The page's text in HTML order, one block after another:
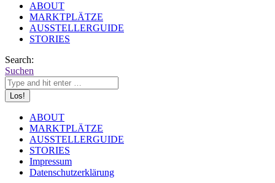
ABOUT
MARKTPLÄTZE
AUSSTELLERGUIDE
STORIES
Search:
Suchen
ABOUT
MARKTPLÄTZE
AUSSTELLERGUIDE
STORIES
Impressum
Datenschutzerklärung